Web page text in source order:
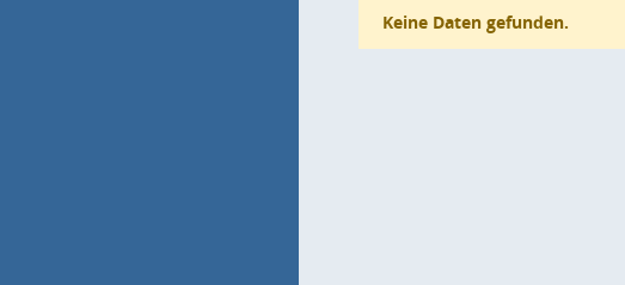
Keine Daten gefunden.